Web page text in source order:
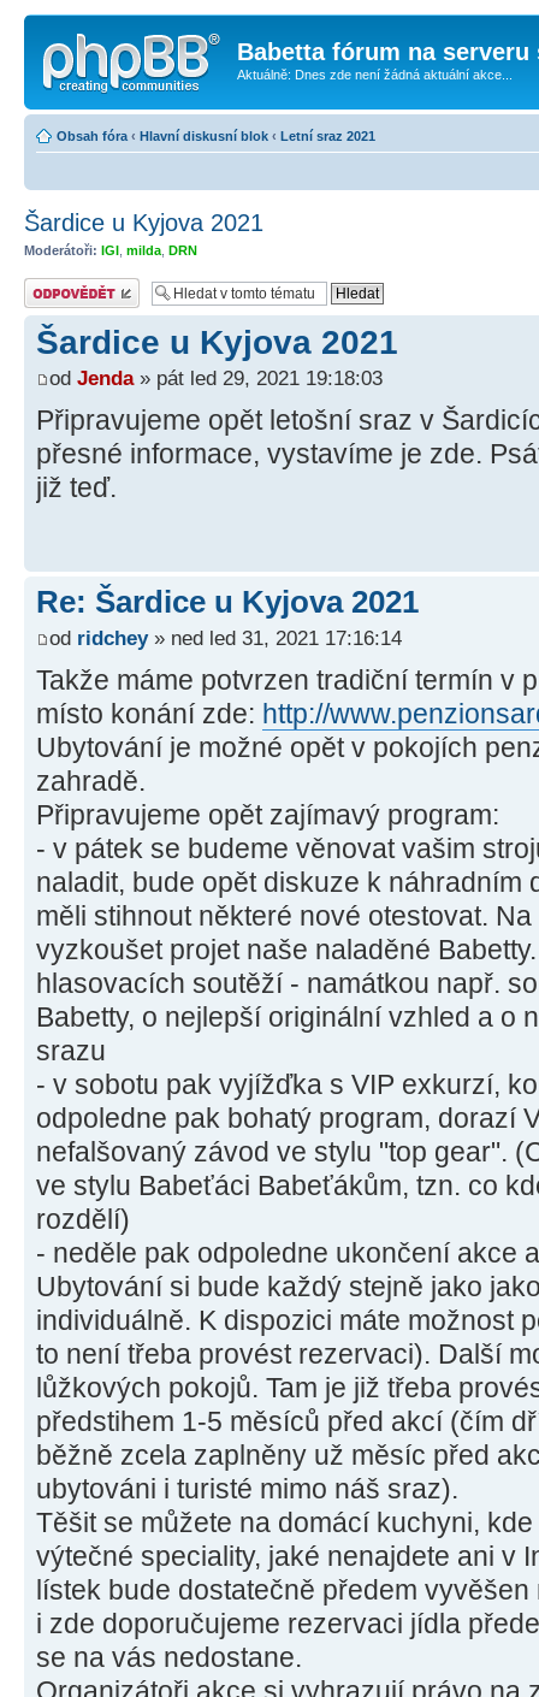
Babetta fórum na serveru
Aktuálně: Dnes zde není žádná aktuální akce...
Obsah fóra ‹ Hlavní diskusní blok ‹ Letní sraz 2021
Šardice u Kyjova 2021
Moderátoři: IGI milda DRN
Odeslat odpověď
Šardice u Kyjova 2021
od Jenda» pát led 29, 2021 19:18:03
Připravujeme opět letošní sraz v
přesné informace, vystavíme je zde.
již teď.
Re: Šardice u Kyjova 2021
od ridchey» ned led 31, 2021 17:16:14
Takže máme potvrzen tradiční termín v
místo konání zde: http://
Ubytování je možné opět v pokojích
zahradě.
Připravujeme opět zajímavý program:
- v pátek se budeme věnovat vašim
naladit, bude opět diskuze k náhradním
měli stihnout některé nové otestovat.
vyzkoušet projet naše naladěné
hlasovacích soutěží - namátkou např.
Babetty, o nejlepší originální vzhled a o
srazu
- v sobotu pak vyjížďka s VIP exkurzí,
odpoledne pak bohatý program, dorazí
nefalšovaný závod ve stylu "top gear".
ve stylu Babeťáci Babeťákům, tzn. co
rozdělí)
- neděle pak odpoledne ukončení akce
Ubytování si bude každý stejně jako
individuálně. K dispozici máte možnost
to není třeba provést rezervaci). Další
lůžkových pokojů. Tam je již třeba
předstihem 1-5 měsíců před akcí (čím
běžně zcela zaplněny už měsíc před
ubytováni i turisté mimo náš sraz).
Těšit se můžete na domácí kuchyni,
výtečné speciality, jaké nenajdete ani v
lístek bude dostatečně předem
i zde doporučujeme rezervaci jídla
se na vás nedostane.
Organizátoři akce si vyhrazují právo na